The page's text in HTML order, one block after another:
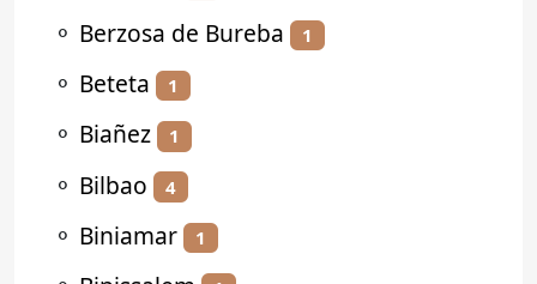
⚬ Berzosa de Bureba 1
⚬ Beteta 1
⚬ Biañez 1
⚬ Bilbao 4
⚬ Biniamar 1